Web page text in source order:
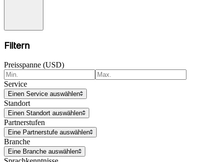
Filtern
Preisspanne (USD)
Service
Einen Service auswählen
Standort
Einen Standort auswählen
Partnerstufen
Eine Partnerstufe auswählen
Branche
Eine Branche auswählen